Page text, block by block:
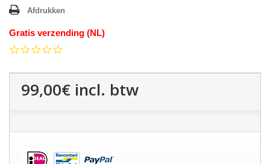
Afdrukken
Gratis verzending (NL)
99,00€ incl. btw